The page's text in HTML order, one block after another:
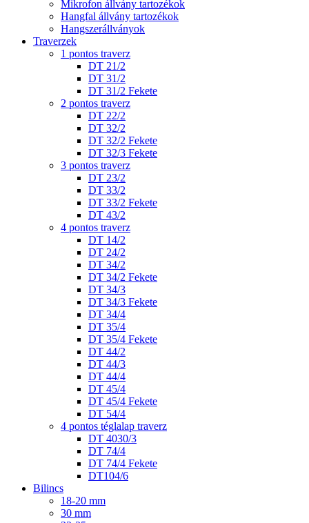
Mikrofon állvány tartozékok
Hangfal állvány tartozékok
Hangszerállványok
Traverzek
1 pontos traverz
DT 21/2
DT 31/2
DT 31/2 Fekete
2 pontos traverz
DT 22/2
DT 32/2
DT 32/2 Fekete
DT 32/3 Fekete
3 pontos traverz
DT 23/2
DT 33/2
DT 33/2 Fekete
DT 43/2
4 pontos traverz
DT 14/2
DT 24/2
DT 34/2
DT 34/2 Fekete
DT 34/3
DT 34/3 Fekete
DT 34/4
DT 35/4
DT 35/4 Fekete
DT 44/2
DT 44/3
DT 44/4
DT 45/4
DT 45/4 Fekete
DT 54/4
4 pontos téglalap traverz
DT 4030/3
DT 74/4
DT 74/4 Fekete
DT104/6
Bilincs
18-20 mm
30 mm